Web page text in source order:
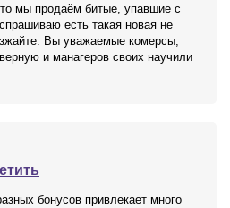
мы продаём битые, упавшие с
есть такая новая не
Вы уважаемые комерсы,
и манагеров своих научили
бонусов привлекает много